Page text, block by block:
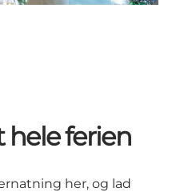
hele ferien
her, og lad